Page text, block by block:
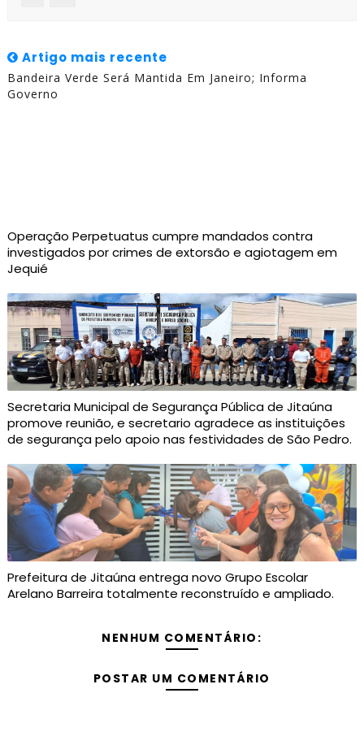
Artigo mais recente
Bandeira Verde Será Mantida Em Janeiro; Informa
Governo
Operação Perpetuatus cumpre mandados contra
investigados por crimes de extorsão e agiotagem em
Jequié
Secretaria Municipal de Segurança Pública de Jitaúna
promove reunião, e secretario agradece as instituições
de segurança pelo apoio nas festividades de São Pedro.
Prefeitura de Jitaúna entrega novo Grupo Escolar
Arelano Barreira totalmente reconstruído e ampliado.
NENHUM COMENTÁRIO:
POSTAR UM COMENTÁRIO